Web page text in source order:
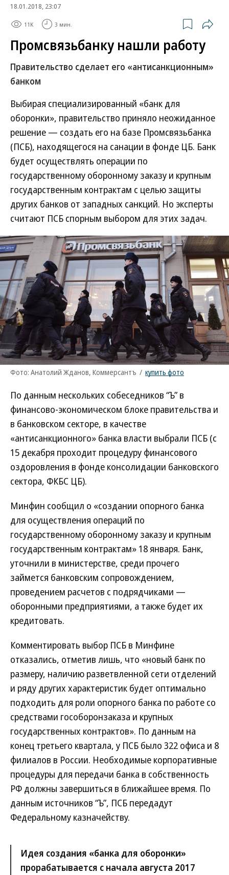
18.01.2018, 23:07
11K 3 мин.
Промсвязьбанку нашли работу
Правительство сделает его «антисанкционным»
банком
Выбирая специализированный «банк для
оборонки», правительство приняло неожиданное
решение — создать его на базе Промсвязьбанка
(ПСБ), находящегося на санации в фонде ЦБ. Банк
будет осуществлять операции по
государственному оборонному заказу и крупным
государственным контрактам с целью защиты
других банков от западных санкций. Но эксперты
считают ПСБ спорным выбором для этих задач.
Фото: Анатолий Жданов, Коммерсантъ / купить фото
По данным нескольких собеседников “Ъ” в
финансово-экономическом блоке правительства и
в банковском секторе, в качестве
«антисанкционного» банка власти выбрали ПСБ (с
15 декабря проходит процедуру финансового
оздоровления в фонде консолидации банковского
сектора, ФКБС ЦБ).
Минфин сообщил о «создании опорного банка
для осуществления операций по
государственному оборонному заказу и крупным
государственным контрактам» 18 января. Банк,
уточнили в министерстве, среди прочего
займется банковским сопровождением,
проведением расчетов с подрядчиками —
оборонными предприятиями, а также будет их
кредитовать.
Комментировать выбор ПСБ в Минфине
отказались, отметив лишь, что «новый банк по
размеру, наличию разветвленной сети отделений
и ряду других характеристик будет оптимально
подходить для роли опорного банка по работе со
средствами гособоронзаказа и крупных
государственных контрактов». По данным на
конец третьего квартала, у ПСБ было 322 офиса и 8
филиалов в России. Необходимые корпоративные
процедуры для передачи банка в собственность
РФ должны завершиться в ближайшее время. По
данным источников “Ъ”, ПСБ передадут
Федеральному казначейству.
Идея создания «банка для оборонки»
прорабатывается с начала августа 2017